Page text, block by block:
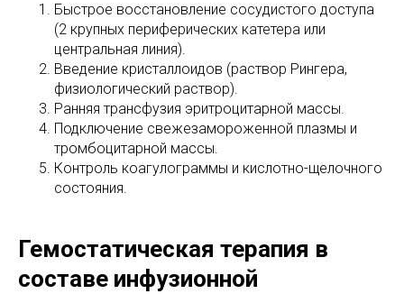
Быстрое восстановление сосудистого доступа
(2 крупных периферических катетера или
центральная линия).
Введение кристаллоидов (раствор Рингера,
физиологический раствор).
Ранняя трансфузия эритроцитарной массы.
Подключение свежезамороженной плазмы и
тромбоцитарной массы.
Контроль коагулограммы и кислотно-щелочного
состояния.
Гемостатическая терапия в
составе инфузионной